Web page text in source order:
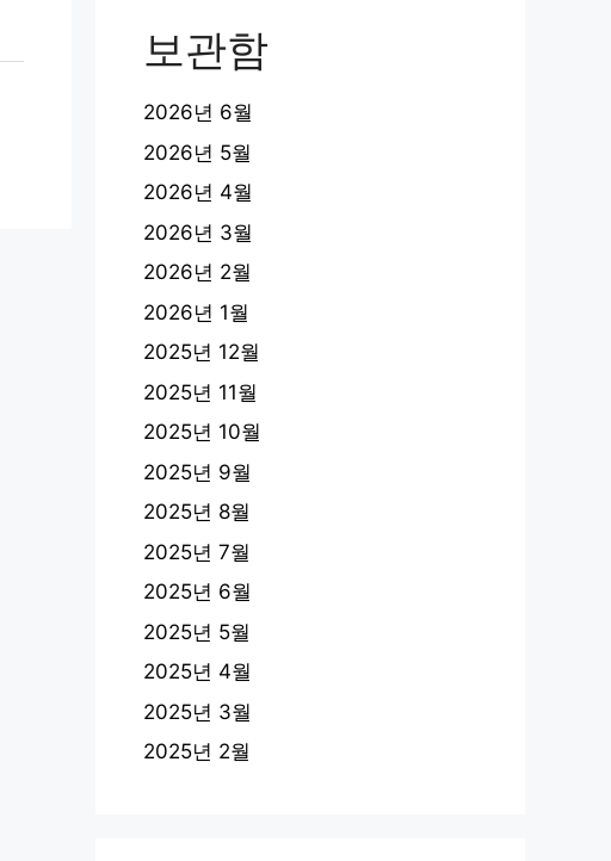
보관함
2026년 6월
2026년 5월
2026년 4월
2026년 3월
2026년 2월
2026년 1월
2025년 12월
2025년 11월
2025년 10월
2025년 9월
2025년 8월
2025년 7월
2025년 6월
2025년 5월
2025년 4월
2025년 3월
2025년 2월